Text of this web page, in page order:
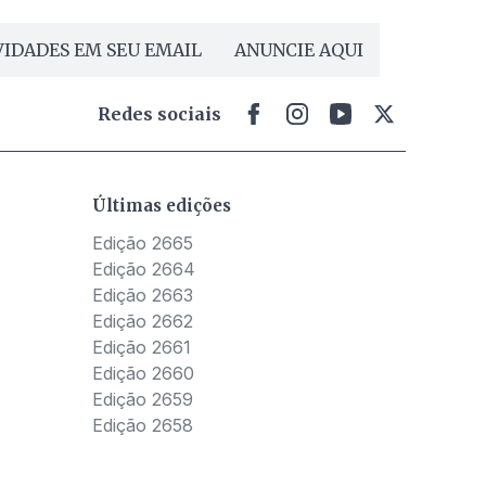
EM SEU EMAIL ANUNCIE AQUI
Redes sociais
Últimas edições
Edição 2665
Edição 2664
Edição 2663
Edição 2662
Edição 2661
Edição 2660
Edição 2659
Edição 2658